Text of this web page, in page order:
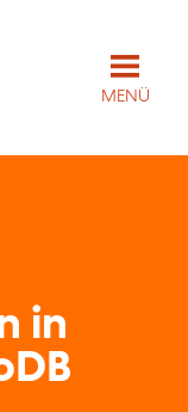
MENÜ
in